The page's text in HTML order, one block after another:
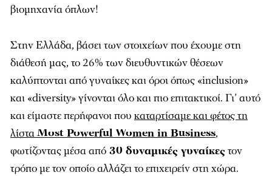
βιομηχανία όπλων!
Στην Ελλάδα, βάσει των στοιχείων που έχουμε στη
διάθεσή μας, το 26% των διευθυντικών θέσεων
καλύπτονται από γυναίκες και όροι όπως «inclusion»
και «diversity» γίνονται όλο και πιο επιτακτικοί. Γι’ αυτό
και είμαστε περήφανοι που καταρτίσαμε και φέτος τη
λίσταMost Powerful Women in Βusiness,
φωτίζοντας μέσα από 30 δυναμικές γυναίκεςτον
τρόπο με τον οποίο αλλάζει το επιχειρείν στη χώρα.